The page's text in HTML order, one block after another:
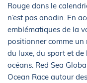
Rouge dans le
n’est pas anodin. En
emblématiques de la
positionner comme
du luxe, du sport et
océans. Red Sea
Ocean Race autour